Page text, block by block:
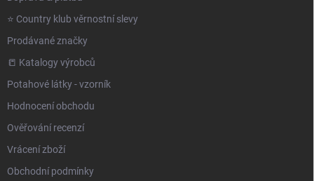
⭐️ Country klub věrnostní slevy
Prodávané značky
📒 Katalogy výrobců
Potahové látky - vzorník
Hodnocení obchodu
Ověřování recenzí
Vrácení zboží
Obchodní podmínky